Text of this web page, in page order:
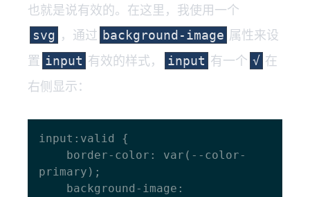
也就是说有效的。在这里，我使用一个
svg ，通过 background-image 属性来设
置 input 有效的样式， input 有一个 √ 在
右侧显示：
input:valid {
primary);